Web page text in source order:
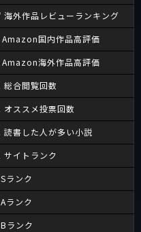
海外作品レビューランキング
Amazon国内作品高評価
Amazon海外作品高評価
総合閲覧回数
オススメ投票回数
読書した人が多い小説
サイトランク
Sランク
Aランク
Bランク